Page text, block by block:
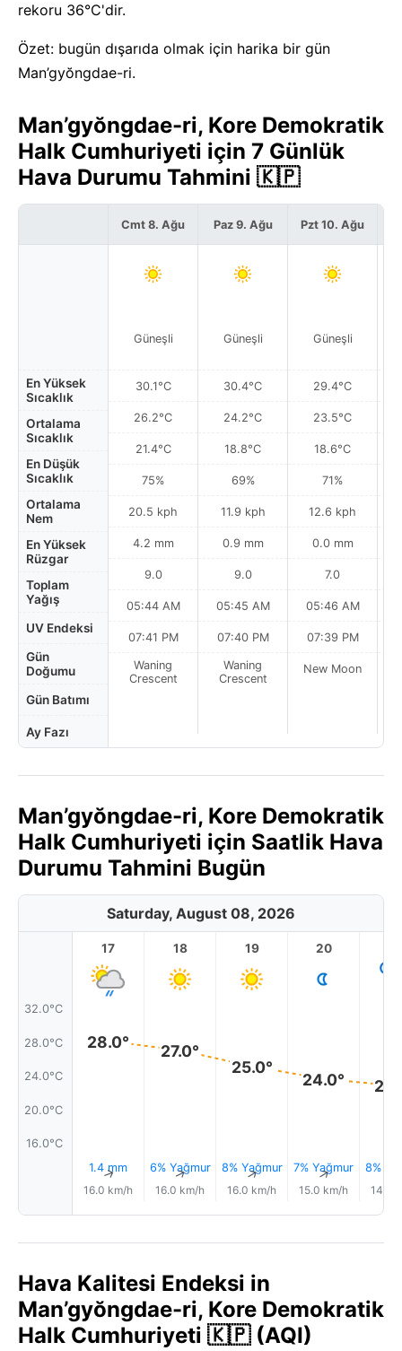
rekoru 36°C'dir.
Özet: bugün dışarıda olmak için harika bir gün
Man’gyŏngdae-ri.
Man’gyŏngdae-ri, Kore Demokratik
Halk Cumhuriyeti için 7 Günlük
Hava Durumu Tahmini 🇰🇵
En Yüksek
Sıcaklık
Ortalama
Sıcaklık
En Düşük
Sıcaklık
Ortalama
Nem
En Yüksek
Rüzgar
Toplam
Yağış
UV Endeksi
Gün
Doğumu
Gün Batımı
Ay Fazı
Cmt 8. Ağu
Güneşli
30.1°C
26.2°C
21.4°C
75%
20.5 kph
4.2 mm
9.0
05:44 AM
07:41 PM
Waning
Crescent
Paz 9. Ağu
Güneşli
30.4°C
24.2°C
18.8°C
69%
11.9 kph
0.9 mm
9.0
05:45 AM
07:40 PM
Waning
Crescent
Pzt 10. Ağu
Güneşli
29.4°C
23.5°C
18.6°C
71%
12.6 kph
0.0 mm
7.0
05:46 AM
07:39 PM
New Moon
Man’gyŏngdae-ri, Kore Demokratik
Halk Cumhuriyeti için Saatlik Hava
Durumu Tahmini Bugün
Saturday, August 08, 2026
32.0°C
28.0°C
24.0°C
20.0°C
16.0°C
17
28.0°
1.4 mm
↑
16.0 km/h
18
27.0°
6% Yağmur
↑
16.0 km/h
19
25.0°
8% Yağmur
↑
16.0 km/h
20
24.0°
7% Yağmur
↑
15.0 km/h
8%
14.0
Hava Kalitesi Endeksi in
Man’gyŏngdae-ri, Kore Demokratik
Halk Cumhuriyeti 🇰🇵 (AQI)